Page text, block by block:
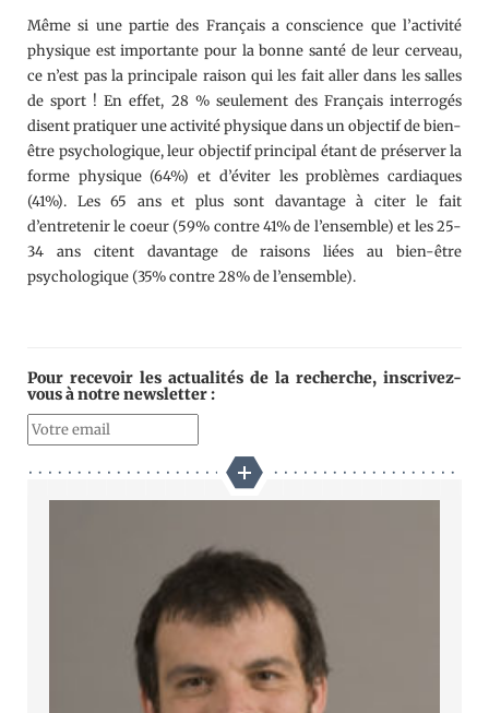
Même si une partie des Français a conscience que l’activité
physique est importante pour la bonne santé de leur cerveau,
ce n’est pas la principale raison qui les fait aller dans les salles
de sport ! En effet, 28 % seulement des Français interrogés
disent pratiquer une activité physique dans un objectif de bien-
être psychologique, leur objectif principal étant de préserver la
forme physique (64%) et d’éviter les problèmes cardiaques
(41%). Les 65 ans et plus sont davantage à citer le fait
d’entretenir le coeur (59% contre 41% de l’ensemble) et les 25-
34 ans citent davantage de raisons liées au bien-être
psychologique (35% contre 28% de l’ensemble).
Pour recevoir les actualités de la recherche, inscrivez-
vous à notre newsletter :